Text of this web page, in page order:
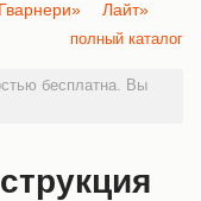
полный каталог
бесплатна. Вы